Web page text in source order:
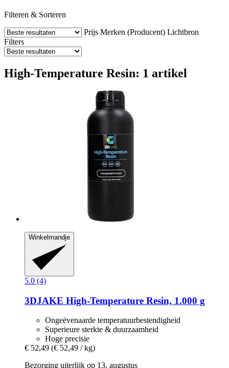
Filteren & Sorteren
Prijs Merken (Producent) Lichtbron
Filters
High-Temperature Resin: 1 artikel
Winkelmandje
5.0 (4)
3DJAKE High-​Temperature Resin, 1.000 g
Ongeëvenaarde temperatuurbestendigheid
Superieure sterkte & duurzaamheid
Hoge precisie
€ 52,49 (€ 52,49 / kg)
Bezorging uiterlijk op 13. augustus